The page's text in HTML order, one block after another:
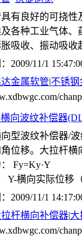
有良好的可挠
各种工业气体
吸收、振动吸收
2009/11/1
金属软管|不锈
向波纹补偿器
型波纹补偿器/
角位移。大拉
： Fy=Ky·Y
横向实际位移（
2009/11/1
拉杆横向补偿器|大